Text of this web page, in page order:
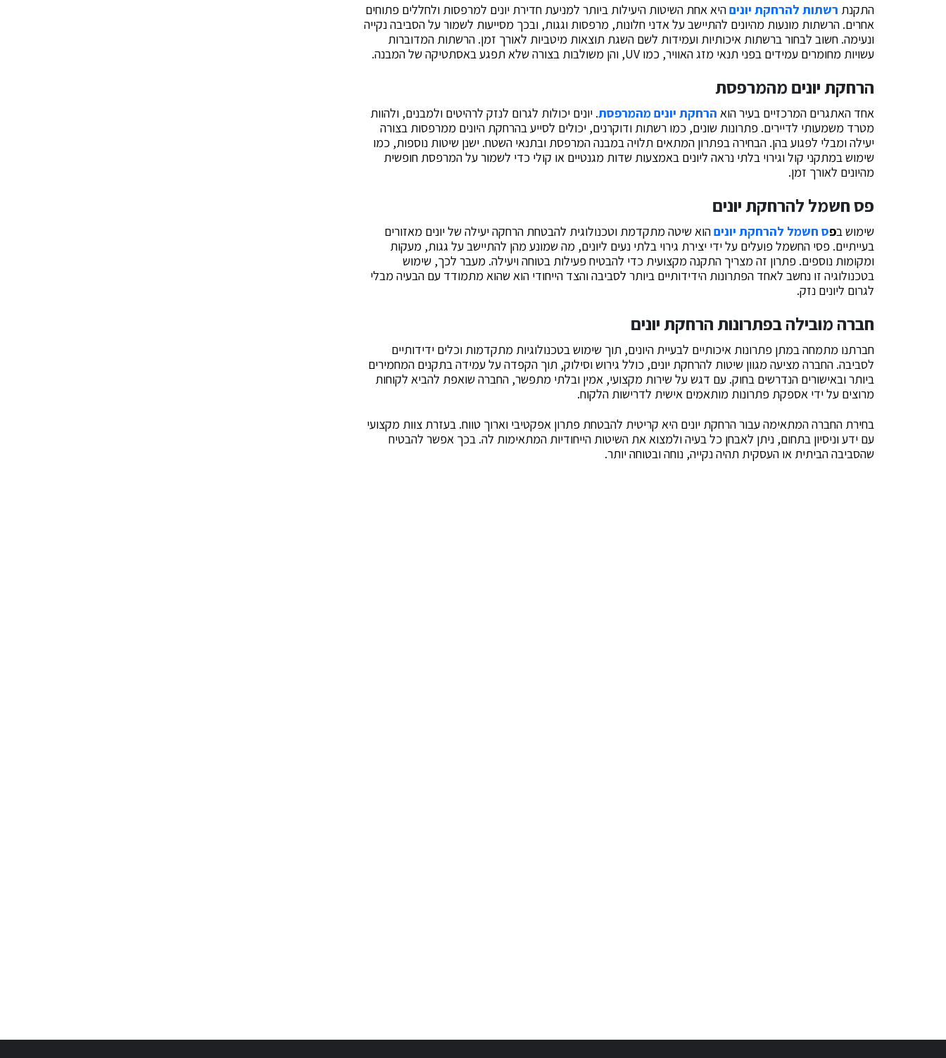
התקנת רשתות להרחקת יוניםהיא אחת השיטות היעילות ביותר למניעת חדירת יונים למרפסות ולחללים פתוחים
אחרים. הרשתות מונעות מהיונים להתיישב על אדני חלונות, מרפסות וגגות, ובכך מסייעות לשמור על הסביבה נקייה
ונעימה. חשוב לבחור ברשתות איכותיות ועמידות לשם השגת תוצאות מיטביות לאורך זמן. הרשתות המדוברות
עשויות מחומרים עמידים בפני תנאי מזג האוויר, כמו UV, והן משולבות בצורה שלא תפגע באסתטיקה של המבנה.
הרחקת יונים מהמרפסת
אחד האתגרים המרכזיים בעיר הוא הרחקת יונים מהמרפסת. יונים יכולות לגרום לנזק לרהיטים ולמבנים, ולהוות
מטרד משמעותי לדיירים. פתרונות שונים, כמו רשתות ודוקרנים, יכולים לסייע בהרחקת היונים ממרפסות בצורה
יעילה ומבלי לפגוע בהן. הבחירה בפתרון המתאים תלויה במבנה המרפסת ובתנאי השטח. ישנן שיטות נוספות, כמו
שימוש במתקני קול וגירוי בלתי נראה ליונים באמצעות שדות מגנטיים או קולי כדי לשמור על המרפסת חופשית
מהיונים לאורך זמן.
פס חשמל להרחקת יונים
שימוש בפס חשמל להרחקת יוניםהוא שיטה מתקדמת וטכנולוגית להבטחת הרחקה יעילה של יונים מאזורים
בעייתיים. פסי החשמל פועלים על ידי יצירת גירוי בלתי נעים ליונים, מה שמונע מהן להתיישב על גגות, מעקות
ומקומות נוספים. פתרון זה מצריך התקנה מקצועית כדי להבטיח פעילות בטוחה ויעילה. מעבר לכך, שימוש
בטכנולוגיה זו נחשב לאחד הפתרונות הידידותיים ביותר לסביבה והצד הייחודי הוא שהוא מתמודד עם הבעיה מבלי
לגרום ליונים נזק.
חברה מובילה בפתרונות הרחקת יונים
חברתנו מתמחה במתן פתרונות איכותיים לבעיית היונים, תוך שימוש בטכנולוגיות מתקדמות וכלים ידידותיים
לסביבה. החברה מציעה מגוון שיטות להרחקת יונים, כולל גירוש וסילוק, תוך הקפדה על עמידה בתקנים המחמירים
ביותר ובאישורים הנדרשים בחוק. עם דגש על שירות מקצועי, אמין ובלתי מתפשר, החברה שואפת להביא לקוחות
מרוצים על ידי אספקת פתרונות מותאמים אישית לדרישות הלקוח.
בחירת החברה המתאימה עבור הרחקת יונים היא קריטית להבטחת פתרון אפקטיבי וארוך טווח. בעזרת צוות מקצועי
עם ידע וניסיון בתחום, ניתן לאבחן כל בעיה ולמצוא את השיטות הייחודיות המתאימות לה. בכך אפשר להבטיח
שהסביבה הביתית או העסקית תהיה נקייה, נוחה ובטוחה יותר.